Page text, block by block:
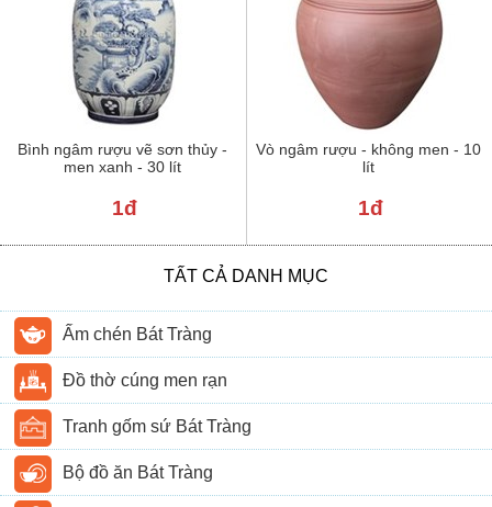
Bình ngâm rượu vẽ sơn thủy -
men xanh - 30 lít
1đ
Vò ngâm rượu - không men - 10
lít
1đ
TẤT CẢ DANH MỤC
Ấm chén Bát Tràng
Đồ thờ cúng men rạn
Tranh gốm sứ Bát Tràng
Bộ đồ ăn Bát Tràng